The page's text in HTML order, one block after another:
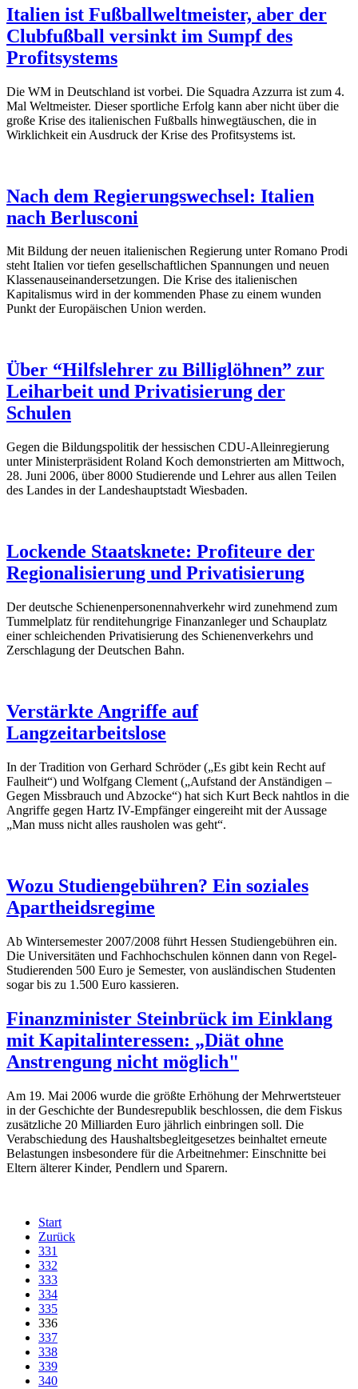
Italien ist Fußballweltmeister, aber der
Clubfußball versinkt im Sumpf des
Profitsystems
Die WM in Deutschland ist vorbei. Die Squadra Azzurra ist zum 4.
Mal Weltmeister. Dieser sportliche Erfolg kann aber nicht über die
große Krise des italienischen Fußballs hinwegtäuschen, die in
Wirklichkeit ein Ausdruck der Krise des Profitsystems ist.
Nach dem Regierungswechsel: Italien
nach Berlusconi
Mit Bildung der neuen italienischen Regierung unter Romano Prodi
steht Italien vor tiefen gesellschaftlichen Spannungen und neuen
Klassenauseinandersetzungen. Die Krise des italienischen
Kapitalismus wird in der kommenden Phase zu einem wunden
Punkt der Europäischen Union werden.
Über “Hilfslehrer zu Billiglöhnen” zur
Leiharbeit und Privatisierung der
Schulen
Gegen die Bildungspolitik der hessischen CDU-Alleinregierung
unter Ministerpräsident Roland Koch demonstrierten am Mittwoch,
28. Juni 2006, über 8000 Studierende und Lehrer aus allen Teilen
des Landes in der Landeshauptstadt Wiesbaden.
Lockende Staatsknete: Profiteure der
Regionalisierung und Privatisierung
Der deutsche Schienenpersonennahverkehr wird zunehmend zum
Tummelplatz für renditehungrige Finanzanleger und Schauplatz
einer schleichenden Privatisierung des Schienenverkehrs und
Zerschlagung der Deutschen Bahn.
Verstärkte Angriffe auf
Langzeitarbeitslose
In der Tradition von Gerhard Schröder („Es gibt kein Recht auf
Faulheit“) und Wolfgang Clement („Aufstand der Anständigen –
Gegen Missbrauch und Abzocke“) hat sich Kurt Beck nahtlos in die
Angriffe gegen Hartz IV-Empfänger eingereiht mit der Aussage
„Man muss nicht alles rausholen was geht“.
Wozu Studiengebühren? Ein soziales
Apartheidsregime
Ab Wintersemester 2007/2008 führt Hessen Studiengebühren ein.
Die Universitäten und Fachhochschulen können dann von Regel-
Studierenden 500 Euro je Semester, von ausländischen Studenten
sogar bis zu 1.500 Euro kassieren.
Finanzminister Steinbrück im Einklang
mit Kapitalinteressen: „Diät ohne
Anstrengung nicht möglich"
Am 19. Mai 2006 wurde die größte Erhöhung der Mehrwertsteuer
in der Geschichte der Bundesrepublik beschlossen, die dem Fiskus
zusätzliche 20 Milliarden Euro jährlich einbringen soll. Die
Verabschiedung des Haushaltsbegleitgesetzes beinhaltet erneute
Belastungen insbesondere für die Arbeitnehmer: Einschnitte bei
Eltern älterer Kinder, Pendlern und Sparern.
Start
Zurück
331
332
333
334
335
336
337
338
339
340